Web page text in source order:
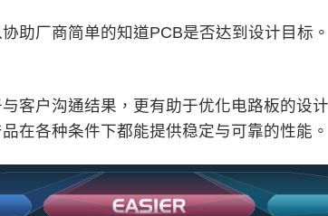
助厂商简单的知道PCB是否达到设计目标。
客户沟通结果，更有助于优化电路板的设
在各种条件下都能提供稳定与可靠的性能。